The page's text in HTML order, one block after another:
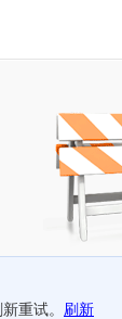
重试。 刷新